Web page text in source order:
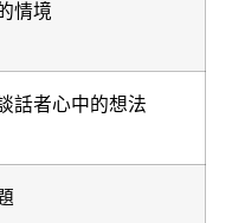
情境
話者心中的想法